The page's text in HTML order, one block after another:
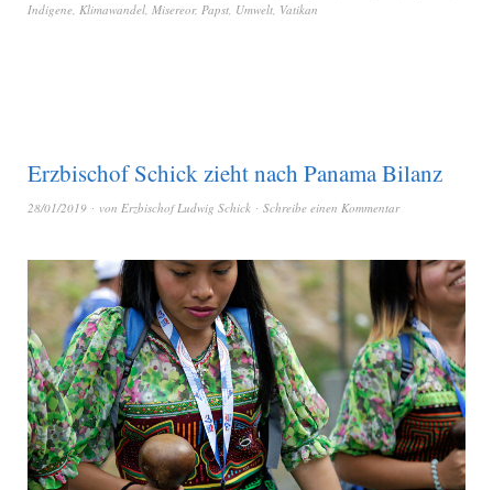
Indigene, Klimawandel, Misereor, Papst, Umwelt, Vatikan
Erzbischof Schick zieht nach Panama Bilanz
28/01/2019 von Erzbischof Ludwig Schick Schreibe einen Kommentar